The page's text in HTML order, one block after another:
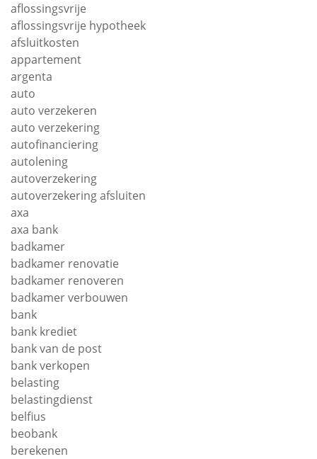
aflossingsvrije
aflossingsvrije hypotheek
afsluitkosten
appartement
argenta
auto
auto verzekeren
auto verzekering
autofinanciering
autolening
autoverzekering
autoverzekering afsluiten
axa
axa bank
badkamer
badkamer renovatie
badkamer renoveren
badkamer verbouwen
bank
bank krediet
bank van de post
bank verkopen
belasting
belastingdienst
belfius
beobank
berekenen